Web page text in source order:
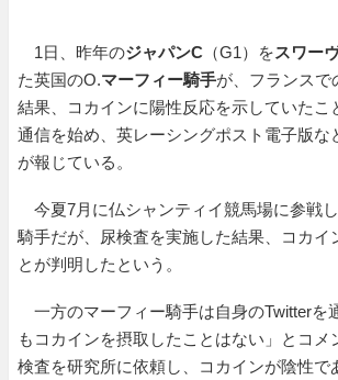
1日、昨年のジャパンC （G1）をスワー
た英国のO.マーフィー騎手が、フランスで
結果、コカインに陽性反応を示していたこ
通信を始め、英レーシングポスト電子版な
が報じている。
今夏7月に仏シャンティイ競馬場に参戦
騎手だが、尿検査を実施した結果、コカイ
とが判明したという。
一方のマーフィー騎手は自身のTwitterを
もコカインを摂取したことはない」とコメ
検査を研究所に依頼し、コカインが陰性で